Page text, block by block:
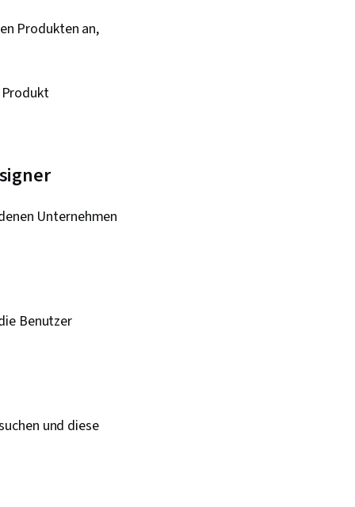
Produkten an,
Unternehmen
Benutzer
und diese